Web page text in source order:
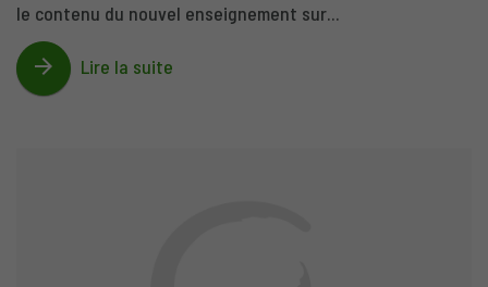
le contenu du nouvel enseignement sur...
arrow_forward Lire la suite